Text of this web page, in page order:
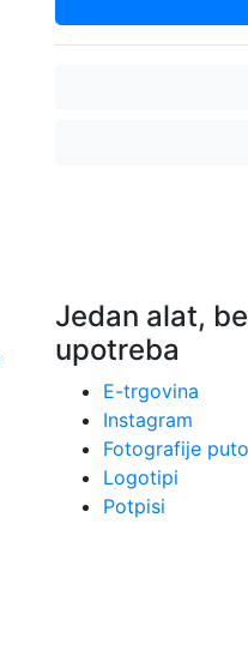
Jedan alat,
upotreba
E-trgovina
Instagram
Fotografije
Logotipi
Potpisi